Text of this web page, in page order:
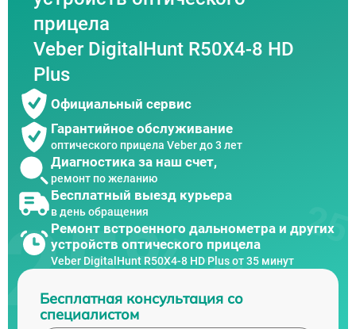
прицела
Veber DigitalHunt R50X4-8 HD
Plus
Официальный сервис
Гарантийное обслуживание
оптического прицела Veber до 3 лет
Диагностика за наш счет,
ремонт по желанию
Бесплатный выезд курьера
в день обращения
Ремонт встроенного дальнометра и других
устройств оптического прицела
Veber DigitalHunt R50X4-8 HD Plus от 35 минут
Бесплатная консультация со
специалистом